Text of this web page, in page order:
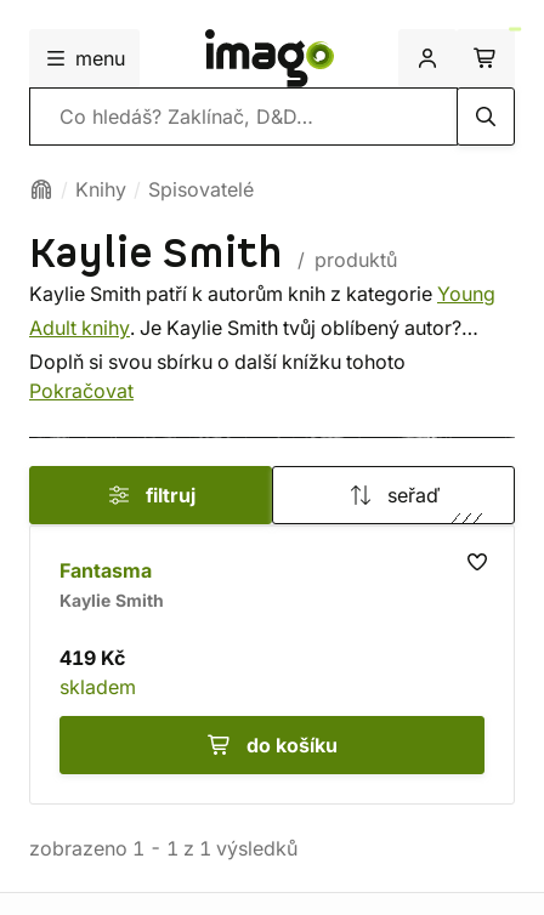
menu
Vyhledávání
Knihy Spisovatelé
Kaylie Smith
/ produktů
Kaylie Smith patří k autorům knih z kategorie Young
Adult knihy. Je Kaylie Smith tvůj oblíbený autor?
Doplň si svou sbírku o další knížku tohoto
spisovatele, nebo si prohlédni
někdo podle autora. U nás si vybereš z méně
známých i z těch proslulých. ✔️ Nabízíme levnou
dopravu, rychlé dodání a bezpečný nákup!
Pokračovat
filtruj seřaď
Fantasma
Kaylie Smith
419 Kč
skladem
do košíku
zobrazeno 1 - 1 z 1 výsledků